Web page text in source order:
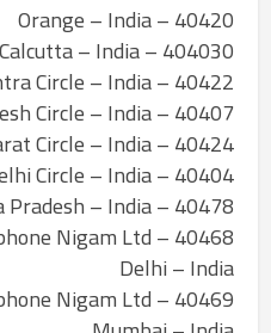
40420 – Orange – India
404030 – HUTCH – City of Calcutta – India
40422 – IDEA – Maharashtra Circle – India
40407 – IDEA – Andhra Pradesh Circle – India
40424 – IDEA – Gujarat Circle – India
40404 – IDEA – Delhi Circle – India
40478 – IDEA – Madhya Pradesh – India
Nigam Ltd
Delhi – India
Nigam Ltd